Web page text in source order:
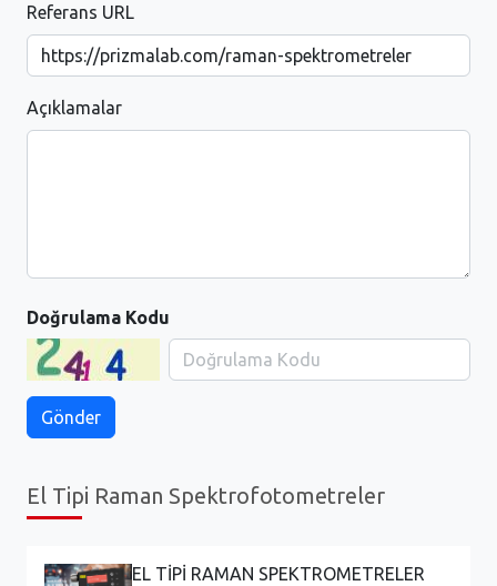
Referans URL
Açıklamalar
Doğrulama Kodu
El Tipi Raman Spektrofotometreler
EL TİPİ RAMAN SPEKTROMETRELER